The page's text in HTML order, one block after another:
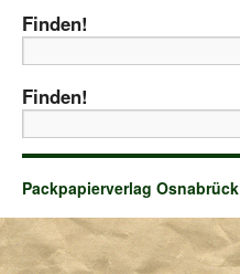
Finden!
Finden!
Packpapierverlag Osnabrück